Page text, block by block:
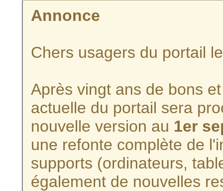
Annonce
Chers usagers du portail
Après vingt ans de bons
actuelle du portail sera
nouvelle version au 1er
une refonte complète de
supports (ordinateurs,
également de nouvelles